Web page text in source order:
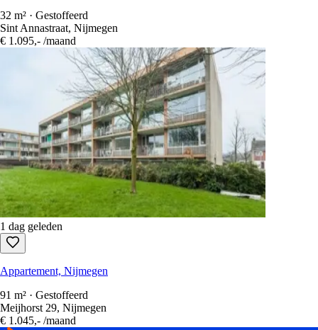
32 m² · Gestoffeerd
Sint Annastraat, Nijmegen
€ 1.095,- /maand
1 dag geleden
Appartement, Nijmegen
91 m² · Gestoffeerd
Meijhorst 29, Nijmegen
€ 1.045,- /maand